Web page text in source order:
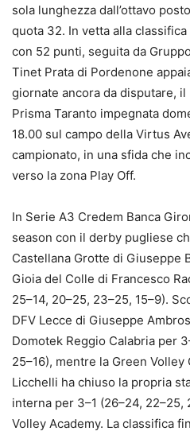
sola lunghezza dall’ottavo
quota 32. In vetta alla
con 52 punti, seguita da
Tinet Prata di Pordenone
giornate ancora da disputare,
Prisma Taranto impegnata
18.00 sul campo della Virtus
campionato, in una sfida che
verso la zona Play Off.
In Serie A3 Credem Banca
season con il derby pugliese
Castellana Grotte di Giuseppe
Gioia del Colle di Francesco
25–14, 20–25, 23–25, 15–9).
DFV Lecce di Giuseppe
Domotek Reggio Calabria per
25–16), mentre la Green Volley
Licchelli ha chiuso la propria
interna per 3–1 (26–24,
Volley Academy. La classifica